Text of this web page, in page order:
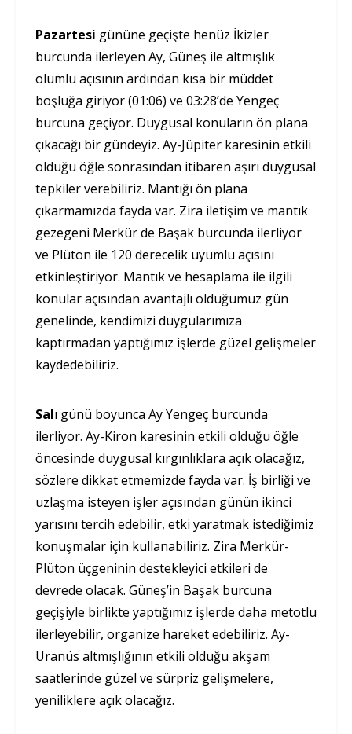
Pazartesi gününe geçişte henüz İkizler
burcunda ilerleyen Ay, Güneş ile altmışlık
olumlu açısının ardından kısa bir müddet
boşluğa giriyor (01:06) ve 03:28’de Yengeç
burcuna geçiyor. Duygusal konuların ön plana
çıkacağı bir gündeyiz. Ay-Jüpiter karesinin etkili
olduğu öğle sonrasından itibaren aşırı duygusal
tepkiler verebiliriz. Mantığı ön plana
çıkarmamızda fayda var. Zira iletişim ve mantık
gezegeni Merkür de Başak burcunda ilerliyor
ve Plüton ile 120 derecelik uyumlu açısını
etkinleştiriyor. Mantık ve hesaplama ile ilgili
konular açısından avantajlı olduğumuz gün
genelinde, kendimizi duygularımıza
kaptırmadan yaptığımız işlerde güzel gelişmeler
kaydedebiliriz.
Salı günü boyunca Ay Yengeç burcunda
ilerliyor. Ay-Kiron karesinin etkili olduğu öğle
öncesinde duygusal kırgınlıklara açık olacağız,
sözlere dikkat etmemizde fayda var. İş birliği ve
uzlaşma isteyen işler açısından günün ikinci
yarısını tercih edebilir, etki yaratmak istediğimiz
konuşmalar için kullanabiliriz. Zira Merkür-
Plüton üçgeninin destekleyici etkileri de
devrede olacak. Güneş’in Başak burcuna
geçişiyle birlikte yaptığımız işlerde daha metotlu
ilerleyebilir, organize hareket edebiliriz. Ay-
Uranüs altmışlığının etkili olduğu akşam
saatlerinde güzel ve sürpriz gelişmelere,
yeniliklere açık olacağız.